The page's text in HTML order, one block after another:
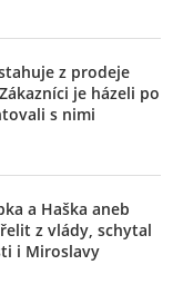
z prodeje
je házeli po
s nimi
a Haška aneb
z vlády, schytal
i Miroslavy